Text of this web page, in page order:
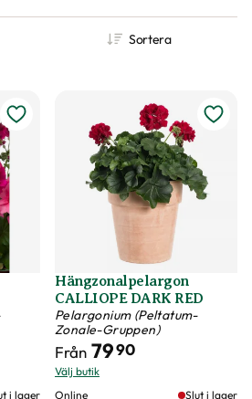
Sortera
i lager
Hängzonalpelargon
CALLIOPE DARK RED
Pelargonium (Peltatum-
Zonale-Gruppen)
Från 7990
Välj butik
Online
Slut i lager